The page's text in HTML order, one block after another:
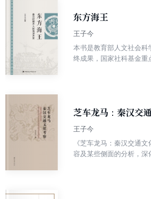
东方海王
王子今
本书是教育部人文社会科
终成果，国家社科基金重
芝车龙马：秦汉交
王子今
《芝车龙马：秦汉交通
容及某些侧面的分析，深